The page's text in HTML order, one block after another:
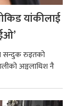
यांकीलाई
सन्दुक रुइतको
अञ्चलाधिश नै